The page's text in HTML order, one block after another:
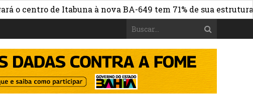
de Itabuna à nova BA-649 tem 71% de sua estrutura de